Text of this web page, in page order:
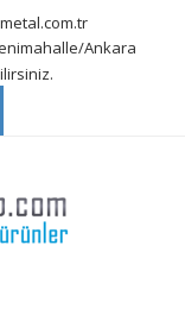
Ankara